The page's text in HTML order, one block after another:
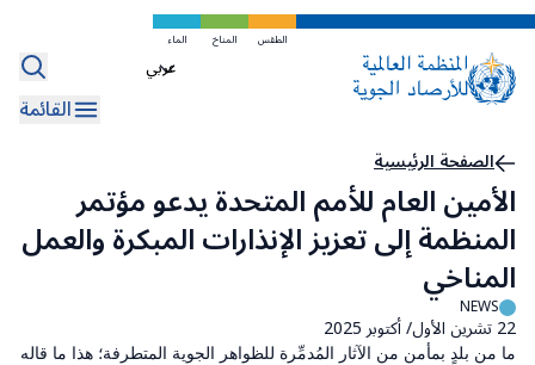
تخطي
المحتوى
الرئيسي
الطقس المناخ الماء
Select
your
القائمة
مسار
التنقل
الصفحة الرئيسية
الأمين العام للأمم المتحدة يدعو مؤتمر
المنظمة إلى تعزيز الإنذارات المبكرة والعمل
المناخي
NEWS
22 تشرين الأول/ أكتوبر 2025
ما من بلدٍ بمأمن من الآثار المُدمِّرة للظواهر الجوية المتطرفة؛ هذا ما قاله